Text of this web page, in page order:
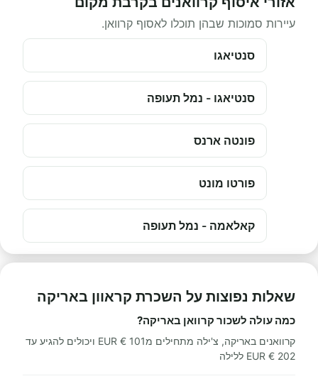
עיירות סמוכות שבהן תוכלו לאסוף קרוואן.
סנטיאגו
סנטיאגו - נמל תעופה
פונטה ארנס
פורטו מונט
קאלאמה - נמל תעופה
שאלות נפוצות על השכרת קראוון באריקה
כמה עולה לשכור קרוואן באריקה?
קרוואנים באריקה, צ'ילה מתחילים מ101 € EUR ויכולים להגיע עד
202 € EUR ללילה